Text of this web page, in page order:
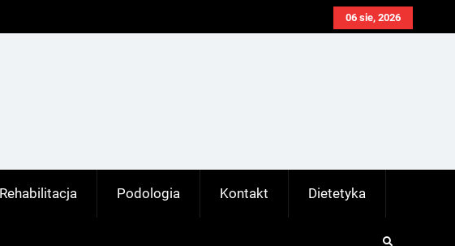
06 sie, 2026
Rehabilitacja Podologia Kontakt Dietetyka